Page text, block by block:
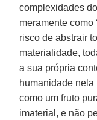
complexidades
meramente como
risco de abstrair
materialidade,
a sua própria
humanidade nela
como um fruto
imaterial, e não